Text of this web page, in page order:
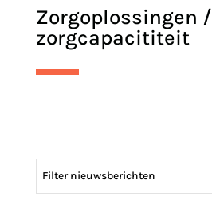
Zorgoplossingen /
zorgcapacititeit
Filter nieuwsberichten